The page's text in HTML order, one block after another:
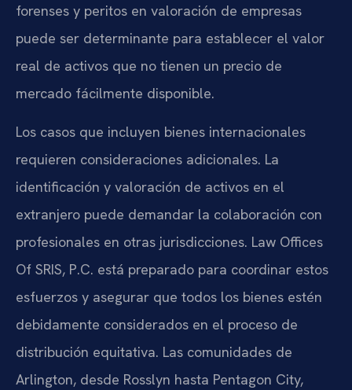
forenses y peritos en valoración de empresas
puede ser determinante para establecer el valor
real de activos que no tienen un precio de
mercado fácilmente disponible.
Los casos que incluyen bienes internacionales
requieren consideraciones adicionales. La
identificación y valoración de activos en el
extranjero puede demandar la colaboración con
profesionales en otras jurisdicciones. Law Offices
Of SRIS, P.C. está preparado para coordinar estos
esfuerzos y asegurar que todos los bienes estén
debidamente considerados en el proceso de
distribución equitativa. Las comunidades de
Arlington, desde Rosslyn hasta Pentagon City,